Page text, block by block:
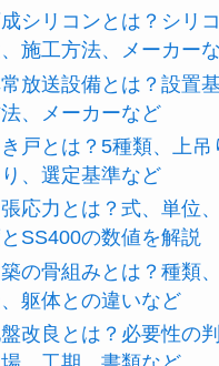
シリコンとは？シリ
施工方法、メーカー
放送設備とは？設置
、メーカーなど
戸とは？5種類、上
り、選定基準など
応力とは？式、単位
SS400の数値を解説
の骨組みとは？種類
躯体との違いなど
改良とは？必要性の